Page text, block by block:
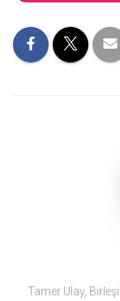
Tamer Ulay,